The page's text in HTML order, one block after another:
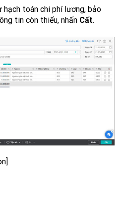
toán chi phí lương, bảo
tin còn thiếu, nhấn Cất.